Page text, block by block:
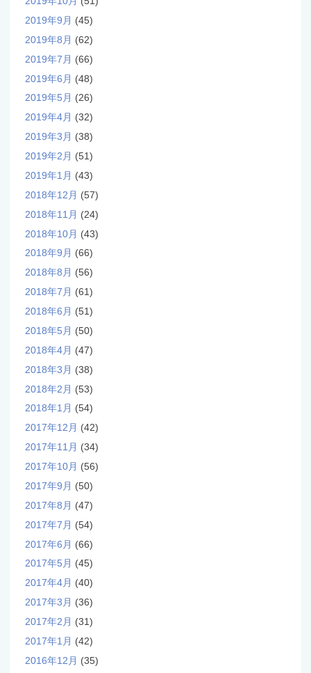
2019年9月 (45)
2019年8月 (62)
2019年7月 (66)
2019年6月 (48)
2019年5月 (26)
2019年4月 (32)
2019年3月 (38)
2019年2月 (51)
2019年1月 (43)
2018年12月 (57)
2018年11月 (24)
2018年10月 (43)
2018年9月 (66)
2018年8月 (56)
2018年7月 (61)
2018年6月 (51)
2018年5月 (50)
2018年4月 (47)
2018年3月 (38)
2018年2月 (53)
2018年1月 (54)
2017年12月 (42)
2017年11月 (34)
2017年10月 (56)
2017年9月 (50)
2017年8月 (47)
2017年7月 (54)
2017年6月 (66)
2017年5月 (45)
2017年4月 (40)
2017年3月 (36)
2017年2月 (31)
2017年1月 (42)
2016年12月 (35)